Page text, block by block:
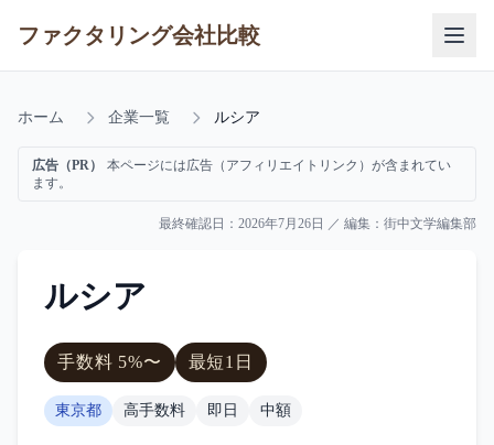
ファクタリング会社比較
ホーム 企業一覧 ルシア
広告（PR）
本ページには広告（アフィリエイトリンク）が含まれてい
ます。
最終確認日： 2026年7月26日 ／ 編集： 街中文学編集部
ルシア
手数料 5%〜 最短1日
東京都 高手数料 即日 中額